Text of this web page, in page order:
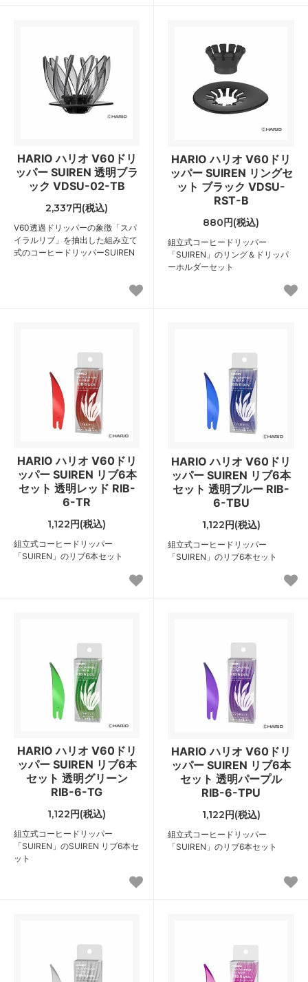
HARIO ハリオ V60ドリ
ッパー SUIREN 透明ブラ
ック VDSU-02-TB
2,337円(税込)
V60透過ドリッパーの象徴「スパ
イラルリブ」を抽出した組み立て
式のコーヒードリッパーSUIREN
HARIO ハリオ V60ドリ
ッパー SUIREN リングセ
ット ブラック VDSU-
RST-B
880円(税込)
組立式コーヒードリッパー
「SUIREN」のリング＆ドリッパ
ーホルダーセット
HARIO ハリオ V60ドリ
ッパー SUIREN リブ6本
セット 透明レッド RIB-
6-TR
1,122円(税込)
組立式コーヒードリッパー
「SUIREN」のリブ6本セット
HARIO ハリオ V60ドリ
ッパー SUIREN リブ6本
セット 透明ブルー RIB-
6-TBU
1,122円(税込)
組立式コーヒードリッパー
「SUIREN」のリブ6本セット
HARIO ハリオ V60ドリ
ッパー SUIREN リブ6本
セット 透明グリーン
RIB-6-TG
1,122円(税込)
組立式コーヒードリッパー
「SUIREN」のSUIREN リブ6本セ
ット
HARIO ハリオ V60ドリ
ッパー SUIREN リブ6本
セット 透明パープル
RIB-6-TPU
1,122円(税込)
組立式コーヒードリッパー
「SUIREN」のリブ6本セット